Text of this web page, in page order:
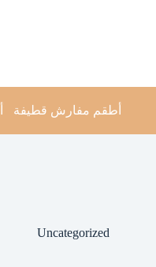
أطقم مفارش قطيفة
Uncategorized